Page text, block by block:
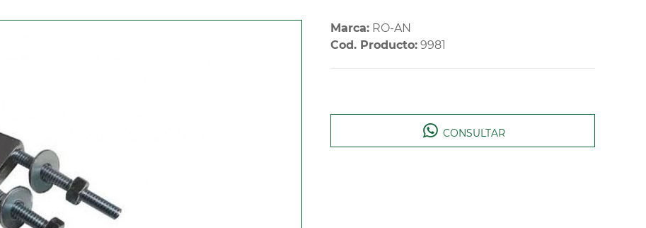
Marca: RO-AN
Cod. Producto: 9981
CONSULTAR